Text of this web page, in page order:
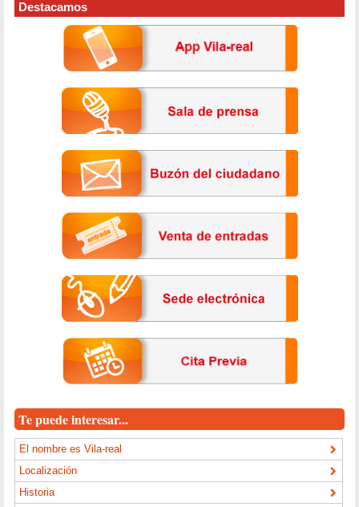
Destacamos
Te puede interesar...
El nombre es Vila-real
Localización
Historia